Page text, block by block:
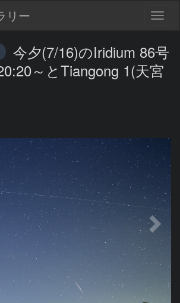
リー
今夕(7/16)のIridium 86号
～とTiangong 1(天宮